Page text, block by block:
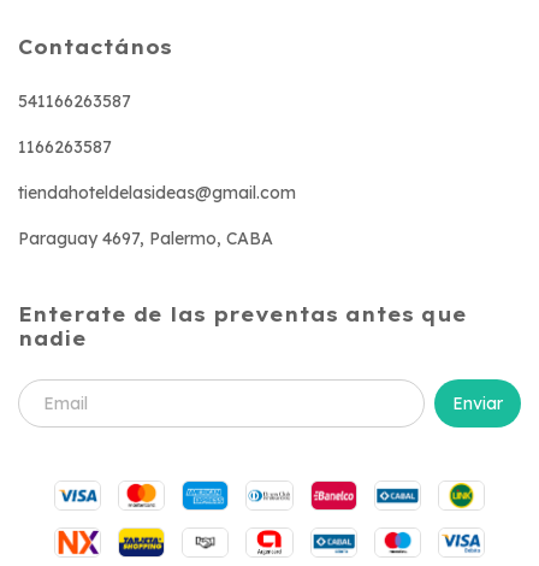
Contactános
541166263587
1166263587
tiendahoteldelasideas@gmail.com
Paraguay 4697, Palermo, CABA
Enterate de las preventas antes que
nadie